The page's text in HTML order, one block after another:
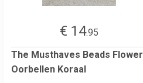
€ 14.95
The Musthaves Beads Flower
Oorbellen Koraal